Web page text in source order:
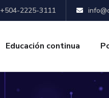
+504-2225-3111
Educación continua